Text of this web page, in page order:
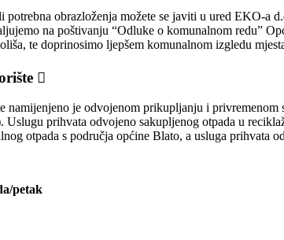
potrebna obrazloženja možete se javiti u ured EKO-a
na poštivanju “Odluke o komunalnom redu”
te doprinosimo ljepšem komunalnom izgledu

namijenjeno je odvojenom prikupljanju i
Uslugu prihvata odvojeno sakupljenog otpada u
otpada s područja općine Blato, a usluga prihvata
petak